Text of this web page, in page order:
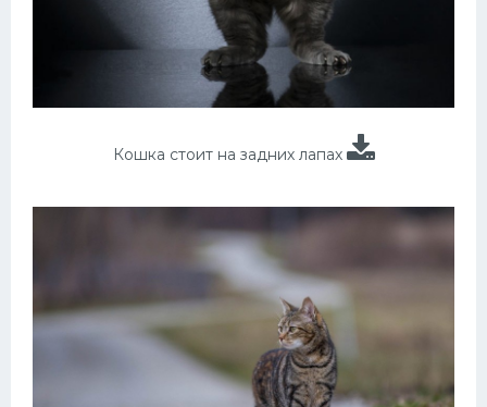
Кошка стоит на задних лапах